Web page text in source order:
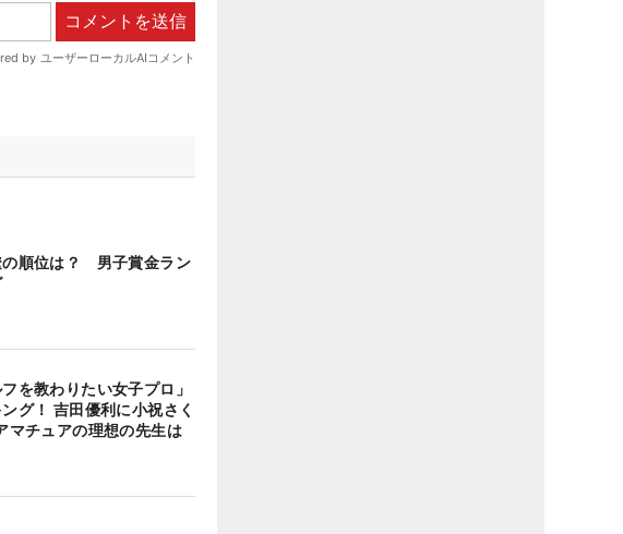
の順位は？ 男子賞金ラン
フを教わりたい女子プロ」
グ！ 吉田優利に小祝さく
マチュアの理想の先生は